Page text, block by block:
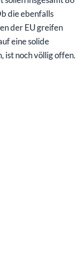
die ebenfalls
der EU greifen
eine solide
ist noch völlig offen.